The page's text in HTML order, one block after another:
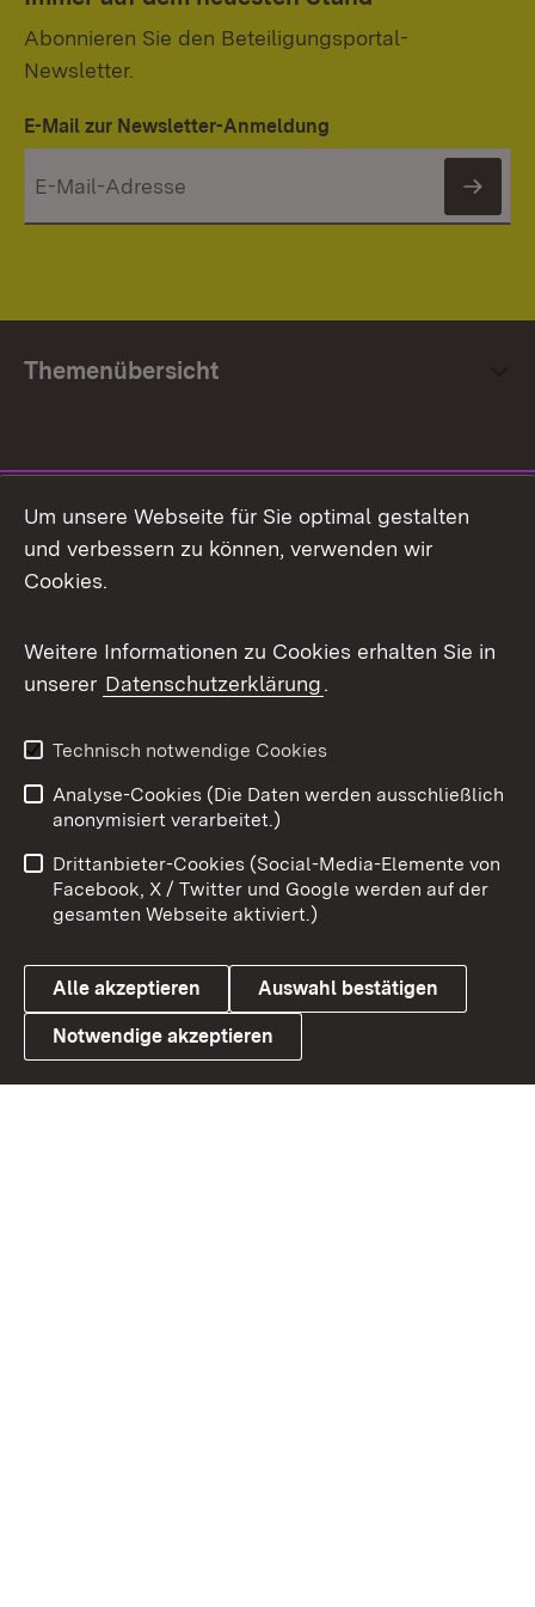
Abonnieren Sie den Beteiligungsportal-
Newsletter.
E-Mail zur Newsletter-Anmeldung
Themenübersicht
Facebook
X / Twitter
Youtube
Link zum Landesportal
Impressum
Kontakt
Barrierefreiheit
Datenschutz
Cookies
Um unsere Webseite für Sie optimal gestalten
und verbessern zu können, verwenden wir
Cookies.
Weitere Informationen zu Cookies erhalten Sie in
unserer Datenschutzerklärung.
Technisch notwendige Cookies
Analyse-Cookies (Die Daten werden ausschließlich
anonymisiert verarbeitet.)
Drittanbieter-Cookies (Social-Media-Elemente von
Facebook, X / Twitter und Google werden auf der
gesamten Webseite aktiviert.)
Alle akzeptieren Auswahl bestätigen
Notwendige akzeptieren